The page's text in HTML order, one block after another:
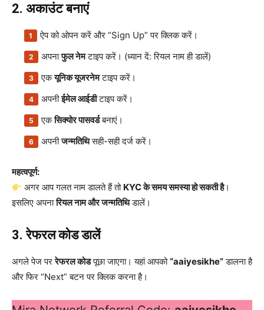
2. अकाउंट बनाएं
ऐप को ओपन करें और “Sign Up” पर क्लिक करें।
अपनाफुल नेमटाइप करें। (ध्यान दें: रियल नाम ही डालें)
एकयूनिक यूजरनेमटाइप करें।
अपनीईमेल आईडीटाइप करें।
एकसिक्योर पासवर्डबनाएं।
अपनीजन्मतिथिसही-सही दर्ज करें।
महत्वपूर्ण:
अगर आप गलत नाम डालते हैं तो KYC के समय समस्या हो सकती है।
इसलिए अपनारियल नाम और जन्मतिथिडालें।
3. रेफरल कोड डालें
अगले पेज पररेफरल कोडपूछा जाएगा। यहां आपको“aaiyesikhe”डालना है
और फिर “Next” बटन पर क्लिक करना है।